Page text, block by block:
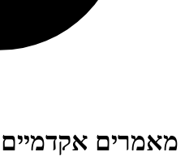
מאמרים אקדמיים